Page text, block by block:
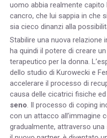
uomo abbia realmente
cancro, che lui sappia in che
sia cieco dinanzi alla
Stabilire una nuova relazione
ha quindi il potere di creare
terapeutico per la donna.
dello studio di Kurowecki e
accelerare il processo di
causa delle cicatrici fisiche
seno. Il processo di coping
con un attacco all’immagine
gradualmente, attraverso